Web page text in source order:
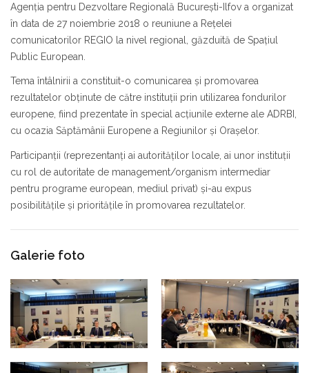
Agenţia pentru Dezvoltare Regională Bucureşti-Ilfov a organizat
în data de 27 noiembrie 2018 o reuniune a Reţelei
comunicatorilor REGIO la nivel regional, găzduită de Spaţiul
Public European.
Tema întâlnirii a constituit-o comunicarea şi promovarea
rezultatelor obţinute de către instituţii prin utilizarea fondurilor
europene, fiind prezentate în special acţiunile externe ale ADRBI,
cu ocazia Săptămânii Europene a Regiunilor şi Oraşelor.
Participanţii (reprezentanţi ai autorităţilor locale, ai unor instituţii
cu rol de autoritate de management/organism intermediar
pentru programe european, mediul privat) şi-au expus
posibilităţile şi priorităţile în promovarea rezultatelor.
Galerie foto